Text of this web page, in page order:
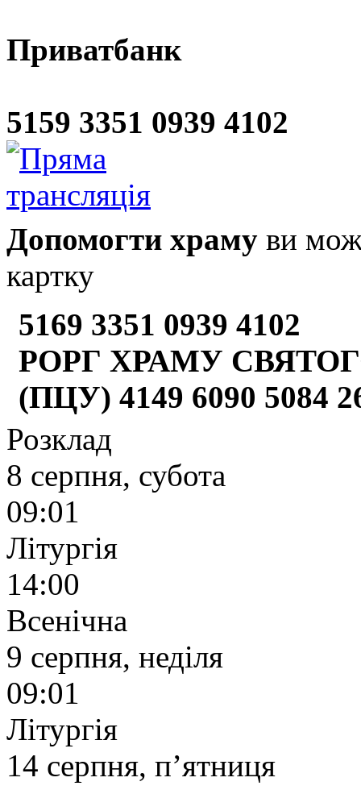
Приватбанк
5159 3351 0939 4102
Допомогти храму ви
картку
5169 3351 0939 4102
РОРГ ХРАМУ
(ПЦУ) 4149 6090 5084
Розклад
8 серпня, субота
09:01
Літургія
14:00
Всенічна
9 серпня, неділя
09:01
Літургія
14 серпня, п’ятниця